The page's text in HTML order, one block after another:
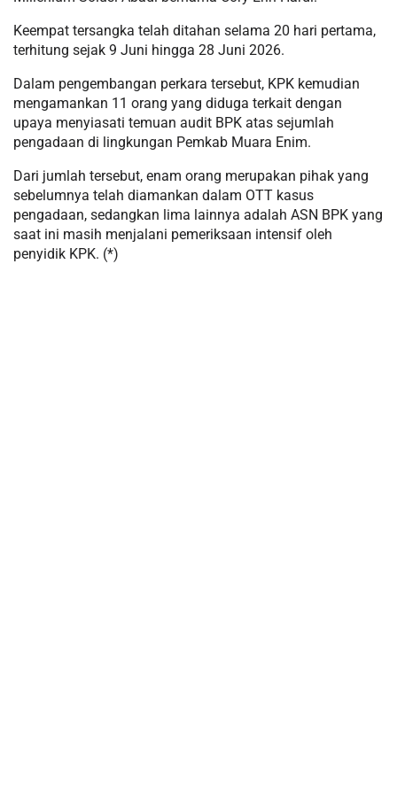
Keempat tersangka telah ditahan selama 20 hari pertama,
terhitung sejak 9 Juni hingga 28 Juni 2026.
Dalam pengembangan perkara tersebut, KPK kemudian
mengamankan 11 orang yang diduga terkait dengan
upaya menyiasati temuan audit BPK atas sejumlah
pengadaan di lingkungan Pemkab Muara Enim.
Dari jumlah tersebut, enam orang merupakan pihak yang
sebelumnya telah diamankan dalam OTT kasus
pengadaan, sedangkan lima lainnya adalah ASN BPK yang
saat ini masih menjalani pemeriksaan intensif oleh
penyidik KPK. (*)